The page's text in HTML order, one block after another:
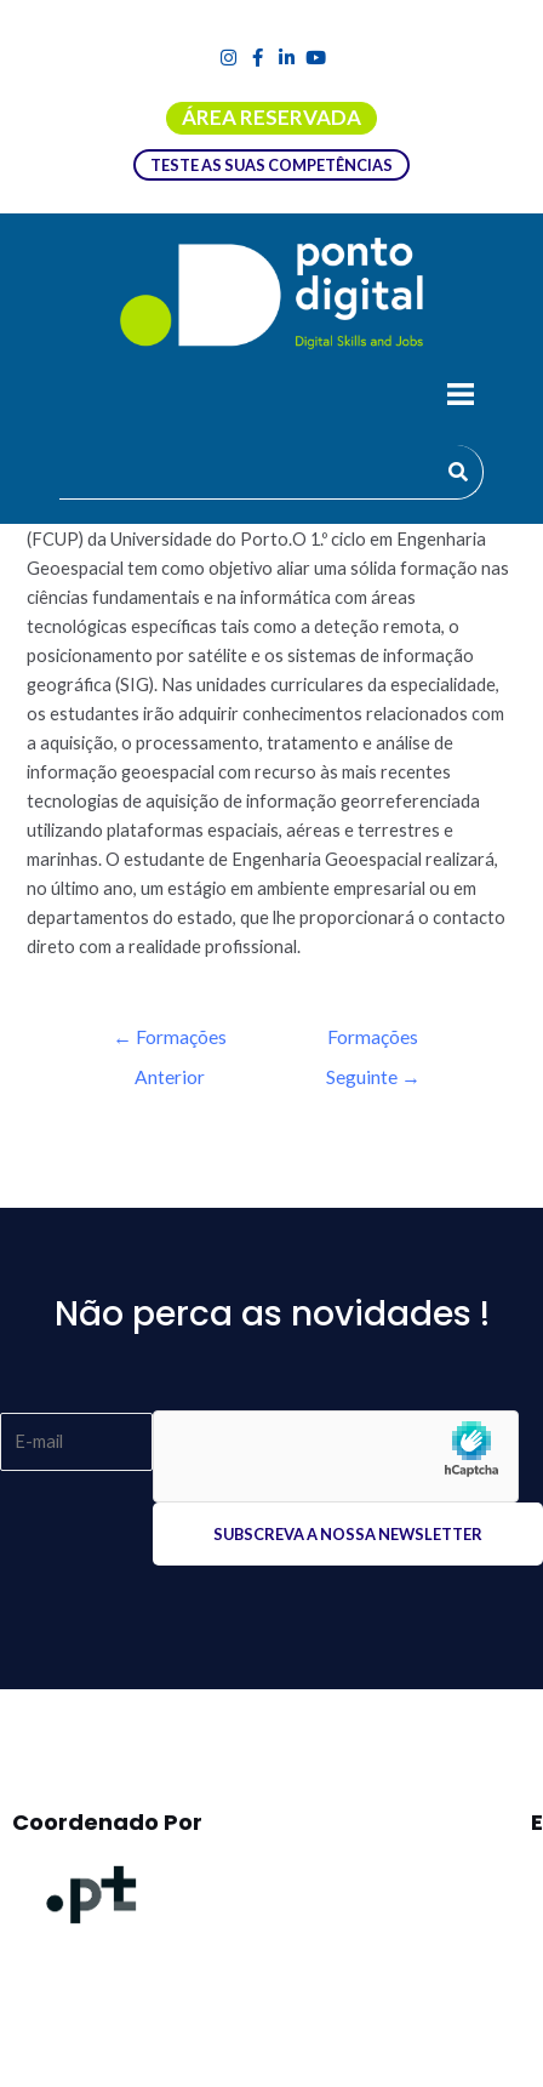
ÁREA RESERVADA
TESTE AS SUAS COMPETÊNCIAS
(FCUP) da Universidade do Porto.O 1.º ciclo em Engenharia
Geoespacial tem como objetivo aliar uma sólida formação nas
ciências fundamentais e na informática com áreas
tecnológicas específicas tais como a deteção remota, o
posicionamento por satélite e os sistemas de informação
geográfica (SIG). Nas unidades curriculares da especialidade,
os estudantes irão adquirir conhecimentos relacionados com
a aquisição, o processamento, tratamento e análise de
informação geoespacial com recurso às mais recentes
tecnologias de aquisição de informação georreferenciada
utilizando plataformas espaciais, aéreas e terrestres e
marinhas. O estudante de Engenharia Geoespacial realizará,
no último ano, um estágio em ambiente empresarial ou em
departamentos do estado, que lhe proporcionará o contacto
direto com a realidade profissional.
← Formações
Anterior
Formações
Seguinte →
Não perca as novidades !
Coordenado Por